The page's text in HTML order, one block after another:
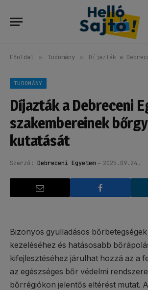
Főoldal » Tudomány » Díjazták a Debreceni Egyetem
TUDOMÁNY
Díjazták a Debreceni
szakembereinek
kutatását
Szerző: Debreceni Egyetem 2025.09.24.
Bizonyos gyulladásos
kezeléséhez és hatásosabb
kifejlesztéséhez járulhat hozzá az a
az egészséges bőr védelmi
bőrrégiókon jelentős eltérést mutat.